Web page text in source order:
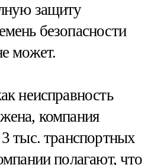
защиту
безопасности
может.
неисправность
компания
тыс. транспортных
полагают, что